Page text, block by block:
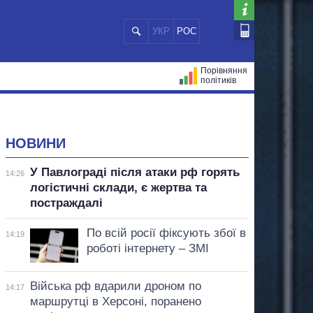
УКР РОС
Порівняння
політиків
НОВИНИ
14:26
У Павлограді після атаки рф горять
логістичні склади, є жертва та
постраждалі
14:19
По всій росії фіксують збої в
роботі інтернету – ЗМІ
14:17
Війська рф вдарили дроном по
маршрутці в Херсоні, поранено